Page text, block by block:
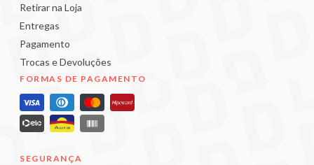
Retirar na Loja
Entregas
Pagamento
Trocas e Devoluções
FORMAS DE PAGAMENTO
SEGURANÇA